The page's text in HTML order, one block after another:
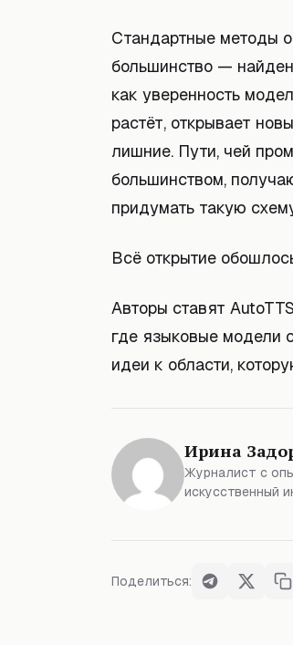
Стандартные методы
большинство —
как уверенность
растёт, открывает
лишние. Пути, чей
большинством,
придумать такую
Всё открытие
Авторы ставят
где языковые модели
идеи к области,
Ирина
Журналист с
искусственный
Поделиться: